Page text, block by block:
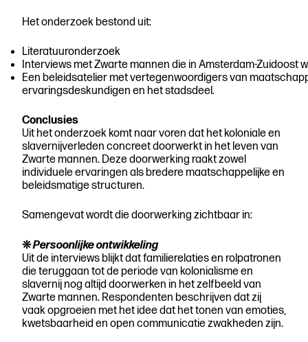
Het onderzoek bestond uit:
Literatuuronderzoek
Interviews met Zwarte mannen die in Amsterdam-Zuidoost
Een beleidsatelier met vertegenwoordigers van
ervaringsdeskundigen en het stadsdeel.
Conclusies
Uit het onderzoek komt naar voren dat het koloniale en
slavernijverleden concreet doorwerkt in het leven van
Zwarte mannen. Deze doorwerking raakt zowel
individuele ervaringen als bredere maatschappelijke en
beleidsmatige structuren.
Samengevat wordt die doorwerking zichtbaar in:
❊Persoonlijke ontwikkeling
Uit de interviews blijkt dat familierelaties en rolpatronen
die teruggaan tot de periode van kolonialisme en
slavernij nog altijd doorwerken in het zelfbeeld van
Zwarte mannen. Respondenten beschrijven dat zij
vaak opgroeien met het idee dat het tonen van emoties,
kwetsbaarheid en open communicatie zwakheden zijn.